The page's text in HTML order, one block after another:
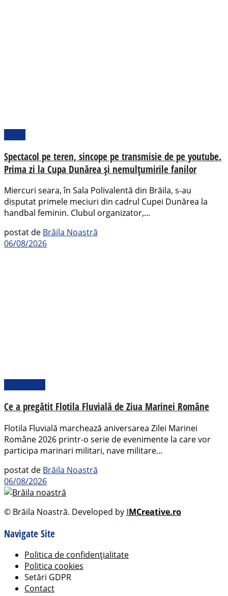
Spectacol pe teren, sincope pe transmisie de pe youtube.
Prima zi la Cupa Dunărea și nemulțumirile fanilor
Miercuri seara, în Sala Polivalentă din Brăila, s-au
disputat primele meciuri din cadrul Cupei Dunărea la
handbal feminin. Clubul organizator,...
postat de Brăila Noastră
06/08/2026
Ce a pregătit Flotila Fluvială de Ziua Marinei Române
Flotila Fluvială marchează aniversarea Zilei Marinei
Române 2026 printr-o serie de evenimente la care vor
participa marinari militari, nave militare...
postat de Brăila Noastră
06/08/2026
© Brăila Noastră. Developed by IMCreative.ro
Navigate Site
Politica de confidențialitate
Politica cookies
Setări GDPR
Contact